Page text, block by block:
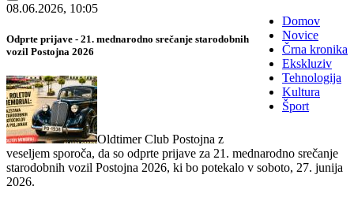
Domov
Novice
Črna kronika
Ekskluziv
Tehnologija
Kultura
Šport
08.06.2026, 10:05
Odprte prijave - 21. mednarodno srečanje starodobnih
vozil Postojna 2026
Oldtimer Club Postojna z
veseljem sporoča, da so odprte prijave za 21. mednarodno srečanje
starodobnih vozil Postojna 2026, ki bo potekalo v soboto, 27. junija
2026.